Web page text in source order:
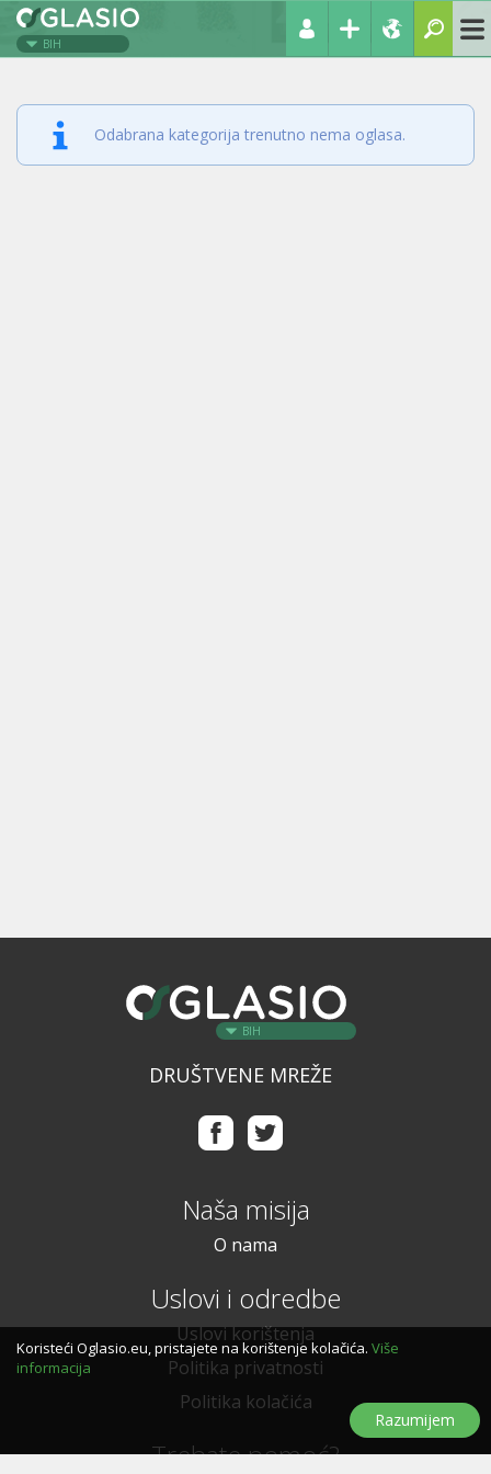
BIH
Odabrana kategorija trenutno nema oglasa.
BIH
DRUŠTVENE MREŽE
Naša misija
O nama
Uslovi i odredbe
Uslovi korištenja
Politika privatnosti
Politika kolačića
Trebate pomoć?
Koristeći Oglasio.eu, pristajete na korištenje kolačića. Više
informacija
Razumijem